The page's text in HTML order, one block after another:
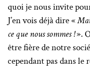
quoi je nous invite
J’en vois déjà dire «
ce que nous sommes !».
être fière de notre
cependant pas dans